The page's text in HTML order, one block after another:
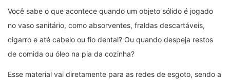
Você sabe o que acontece quando um objeto sólido é jogado
no vaso sanitário, como absorventes, fraldas descartáveis,
cigarro e até cabelo ou fio dental? Ou quando despeja restos
de comida ou óleo na pia da cozinha?
Esse material vai diretamente para as redes de esgoto, sendo a